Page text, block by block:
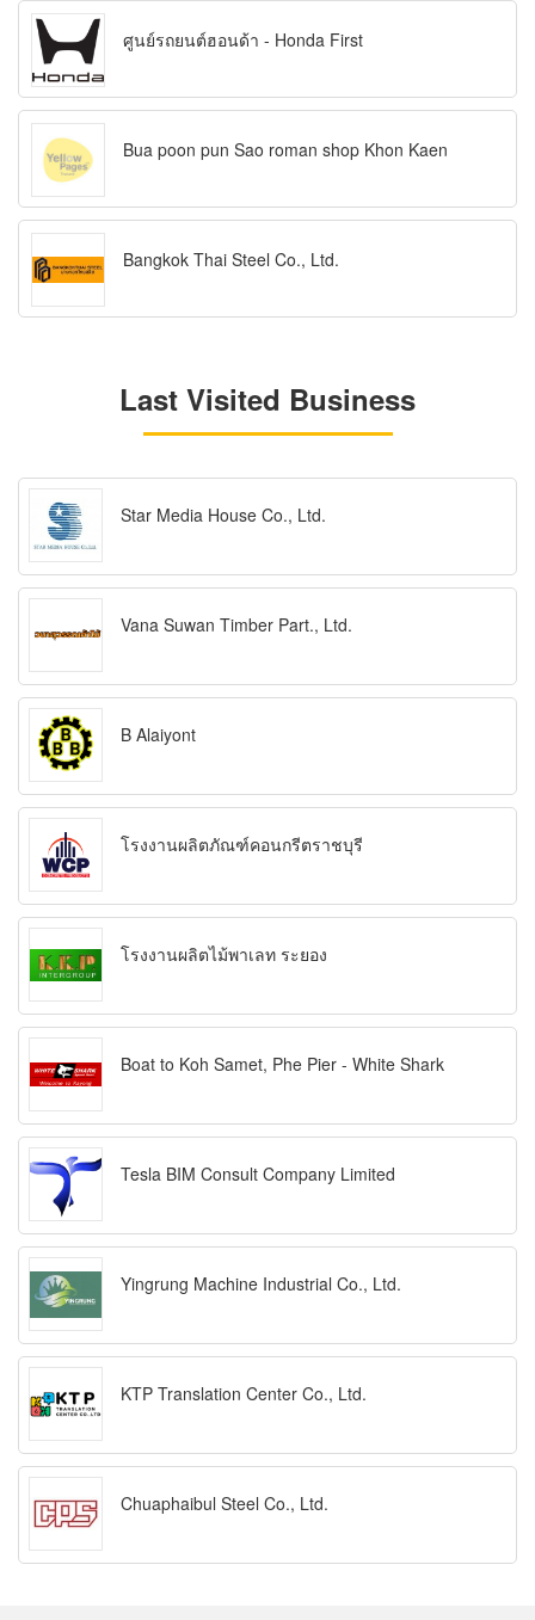
ศูนย์รถยนต์ฮอนด้า - Honda First
Bua poon pun Sao roman shop Khon Kaen
Bangkok Thai Steel Co., Ltd.
Last Visited Business
Star Media House Co., Ltd.
Vana Suwan Timber Part., Ltd.
B Alaiyont
โรงงานผลิตภัณฑ์คอนกรีตราชบุรี
โรงงานผลิตไม้พาเลท ระยอง
Boat to Koh Samet, Phe Pier - White Shark
Tesla BIM Consult Company Limited
Yingrung Machine Industrial Co., Ltd.
KTP Translation Center Co., Ltd.
Chuaphaibul Steel Co., Ltd.